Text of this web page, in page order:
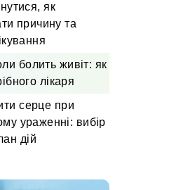
як
причину та
болить живіт: як
лікаря
серце при
ураженні: вибір
дій